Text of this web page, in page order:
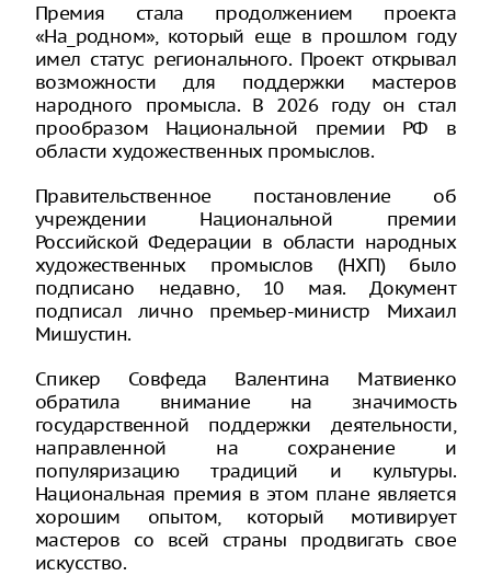
Премия стала продолжением проекта
«На_родном», который еще в прошлом году
имел статус регионального. Проект открывал
возможности для поддержки мастеров
народного промысла. В 2026 году он стал
прообразом Национальной премии РФ в
области художественных промыслов.
Правительственное постановление об
учреждении Национальной премии
Российской Федерации в области народных
художественных промыслов (НХП) было
подписано недавно, 10 мая. Документ
подписал лично премьер-министр Михаил
Мишустин.
Спикер Совфеда Валентина Матвиенко
обратила внимание на значимость
государственной поддержки деятельности,
направленной на сохранение и
популяризацию традиций и культуры.
Национальная премия в этом плане является
хорошим опытом, который мотивирует
мастеров со всей страны продвигать свое
искусство.